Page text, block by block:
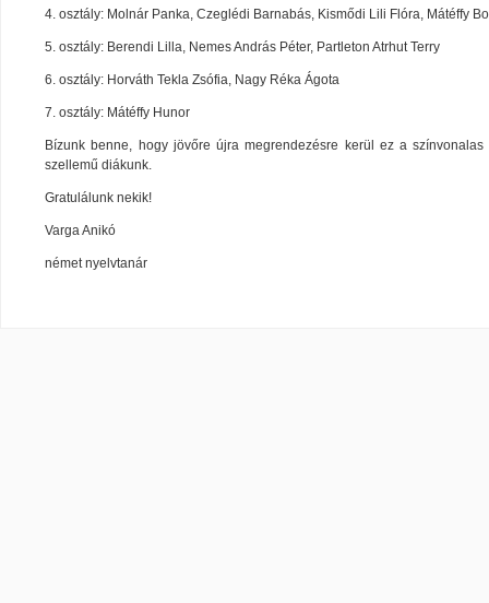
4. osztály: Molnár Panka, Czeglédi Barnabás, Kismődi Lili Flóra, Mátéffy
5. osztály: Berendi Lilla, Nemes András Péter, Partleton Atrhut Terry
6. osztály: Horváth Tekla Zsófia, Nagy Réka Ágota
7. osztály: Mátéffy Hunor
Bízunk benne, hogy jövőre újra megrendezésre kerül ez a
szellemű diákunk.
Gratulálunk nekik!
Varga Anikó
német nyelvtanár